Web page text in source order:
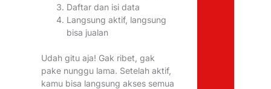
Daftar dan isi data
Langsung aktif, langsung
bisa jualan
Udah gitu aja! Gak ribet, gak
pake nunggu lama. Setelah aktif,
kamu bisa langsung akses semua